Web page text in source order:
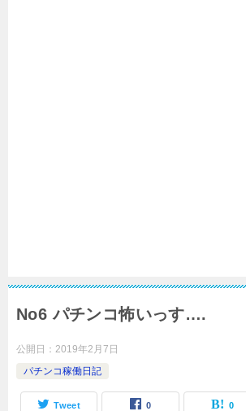
No6 パチンコ怖いっす….
公開日： 2019年2月7日
パチンコ稼働日記
Tweet 0 0